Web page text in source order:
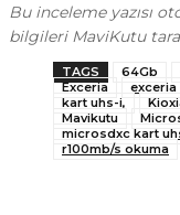
Bu inceleme yazısı
bilgileri MaviKutu
TAGS 64Gb
Exceria
kart uhs-i,
Mavikutu
microsdxc kart
r100mb/s okuma